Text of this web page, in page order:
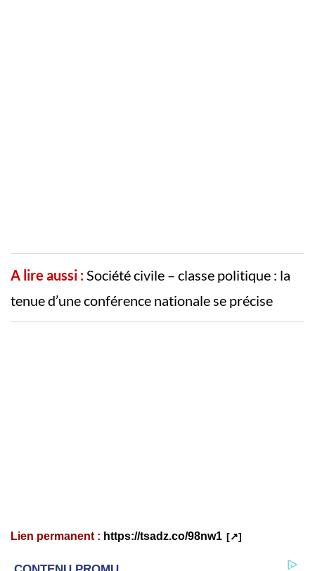
A lire aussi : Société civile – classe politique : la
tenue d’une conférence nationale se précise
Lien permanent : https://tsadz.co/98nw1